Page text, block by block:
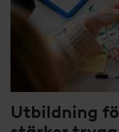
Utbildning